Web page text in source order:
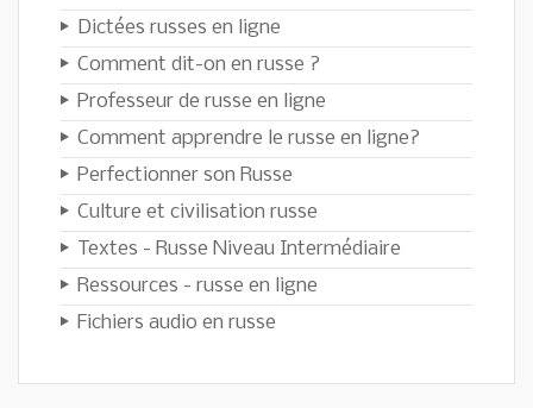
Dictées russes en ligne
Comment dit-on en russe ?
Professeur de russe en ligne
Comment apprendre le russe en ligne?
Perfectionner son Russe
Culture et civilisation russe
Textes - Russe Niveau Intermédiaire
Ressources - russe en ligne
Fichiers audio en russe